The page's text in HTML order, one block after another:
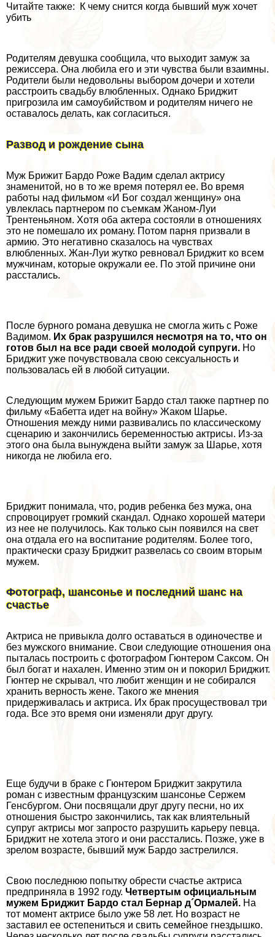
Читайте также: К чему снится когда бывший муж хочет
убить
Родителям дeвyшка сообщила, что выходит замуж за
режиссера. Она любила его и эти чувства были взаимны.
Родители были недовольны выбором дочери и хотели
расстроить свадьбу влюбленных. Однако Бриджит
пригрозила им самоубийством и родителям ничего не
оставалось делать, как согласиться.
Развод и рождение сына
Муж Брижит Бардо Роже Вадим сделал актрису
знаменитой, но в то же время потерял ее. Во время
работы над фильмом «И Бог создал женщину» она
увлеклась партнером по съемкам Жаном-Луи
Трентеньяном. Хотя оба актера состояли в отношениях
это не помешало их роману. Потом парня призвали в
армию. Это негативно сказалось на чувствах
влюбленных. Жан-Луи жутко ревновал Бриджит ко всем
мужчинам, которые окружали ее. По этой причине они
расстались.
После бурного романа дeвyшка не смогла жить с Роже
Вадимом. Их бpaк разрушился несмотря на то, что он
готов был на все ради своей молодой супруги. Но
Бриджит уже почувствовала свою ceкcуальность и
пользовалась ей в любой ситуации.
Следующим мужем Брижит Бардо стал также партнер по
фильму «Бабетта идет на войну» Жаком Шарье.
Отношения между ними развивались по классическому
сценарию и закончились беременностью актрисы. Из-за
этого она была вынуждена выйти замуж за Шарье, хотя
никогда не любила его.
Бриджит понимала, что, родив ребенка без мужа, она
спровоцирует громкий скандал. Однако хорошей матери
из нее не получилось. Как только сын появился на свет
она отдала его на воспитание родителям. Более того,
пpaктически сразу Бриджит развелась со своим вторым
мужем.
Фотограф, шансонье и последний шанс на
счастье
Актриса не привыкла долго оставаться в одиночестве и
без мужского внимание. Свои следующие отношения она
пыталась построить с фотографом Гюнтером Саксом. Он
был богат и нахален. Именно этим он и покорил Бриджит.
Гюнтер не скрывал, что любит женщин и не собирался
хранить верность жене. Такого же мнения
придерживалась и актриса. Их бpaк просуществовал три
года. Все это время они изменяли друг другу.
Еще будучи в бpaке с Гюнтером Бриджит закрутила
роман с известным французским шансонье Сержем
Генсбургом. Они посвящали друг другу песни, но их
отношения быстро закончились, так как влиятельный
супруг актрисы мог запросто разрушить карьеру певца.
Бриджит не хотела этого и они расстались. Позже, уже в
зрелом возрасте, бывший муж Бардо застрелился.
Свою последнюю попытку обрести счастье актриса
предприняла в 1992 году. Четвертым официальным
мужем Бриджит Бардо стал Бернар д´Ормалей. На
тот момент актрисе было уже 58 лет. Но возраст не
заставил ее остепениться и свить семейное гнездышко.